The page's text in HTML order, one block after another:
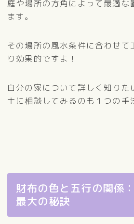
庭や場所の方角によって最適な
ます。
その場所の風水条件に合わせて
り効果的ですよ！
自分の家について詳しく知りた
士に相談してみるのも１つの手
財布の色と五行の関係
最大の秘訣